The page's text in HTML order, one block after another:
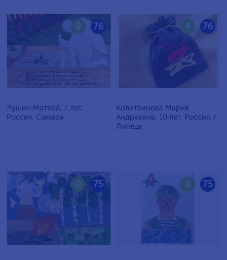
76
0
Лушин Матвей, 7 лет,
Россия, Самара
76
4
Колитвинова Мария
Андреевна, 10 лет, Россия, г.
Липецк
75
0 75
0